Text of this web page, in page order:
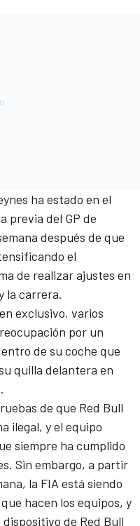
ha estado en el
previa del GP de
después de que
el
de realizar ajustes en
la carrera.
en exclusivo, varios
por un
de su coche que
quilla delantera en
de que Red Bull
ilegal, y el equipo
siempre ha cumplido
Sin embargo, a partir
la FIA está siendo
hacen los equipos, y
de Red Bull